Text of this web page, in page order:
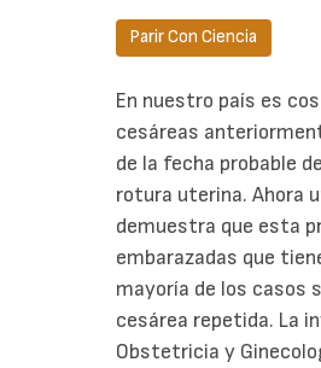
Parir Con Ciencia
En nuestro país es
cesáreas
de la fecha probable
rotura uterina. Ahora
demuestra que esta
embarazadas que
mayoría de los casos
cesárea repetida. La
Obstetricia y